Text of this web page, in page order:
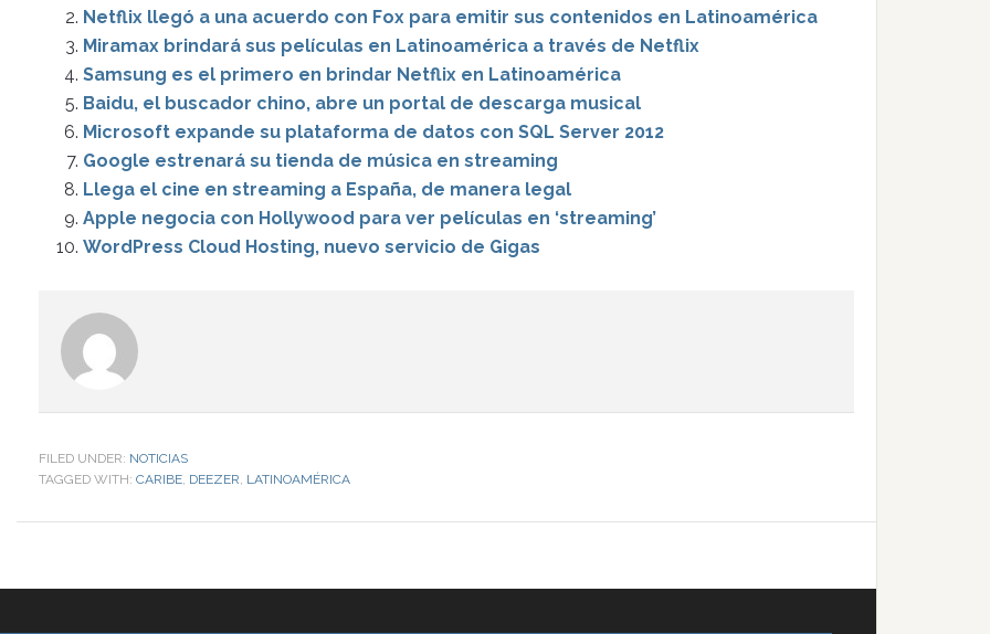
Netflix llegó a una acuerdo con Fox para emitir sus contenidos en Latinoamérica
Miramax brindará sus películas en Latinoamérica a través de Netflix
Samsung es el primero en brindar Netflix en Latinoamérica
Baidu, el buscador chino, abre un portal de descarga musical
Microsoft expande su plataforma de datos con SQL Server 2012
Google estrenará su tienda de música en streaming
Llega el cine en streaming a España, de manera legal
Apple negocia con Hollywood para ver películas en ‘streaming’
WordPress Cloud Hosting, nuevo servicio de Gigas
FILED UNDER: NOTICIAS
TAGGED WITH: CARIBE, DEEZER, LATINOAMÉRICA